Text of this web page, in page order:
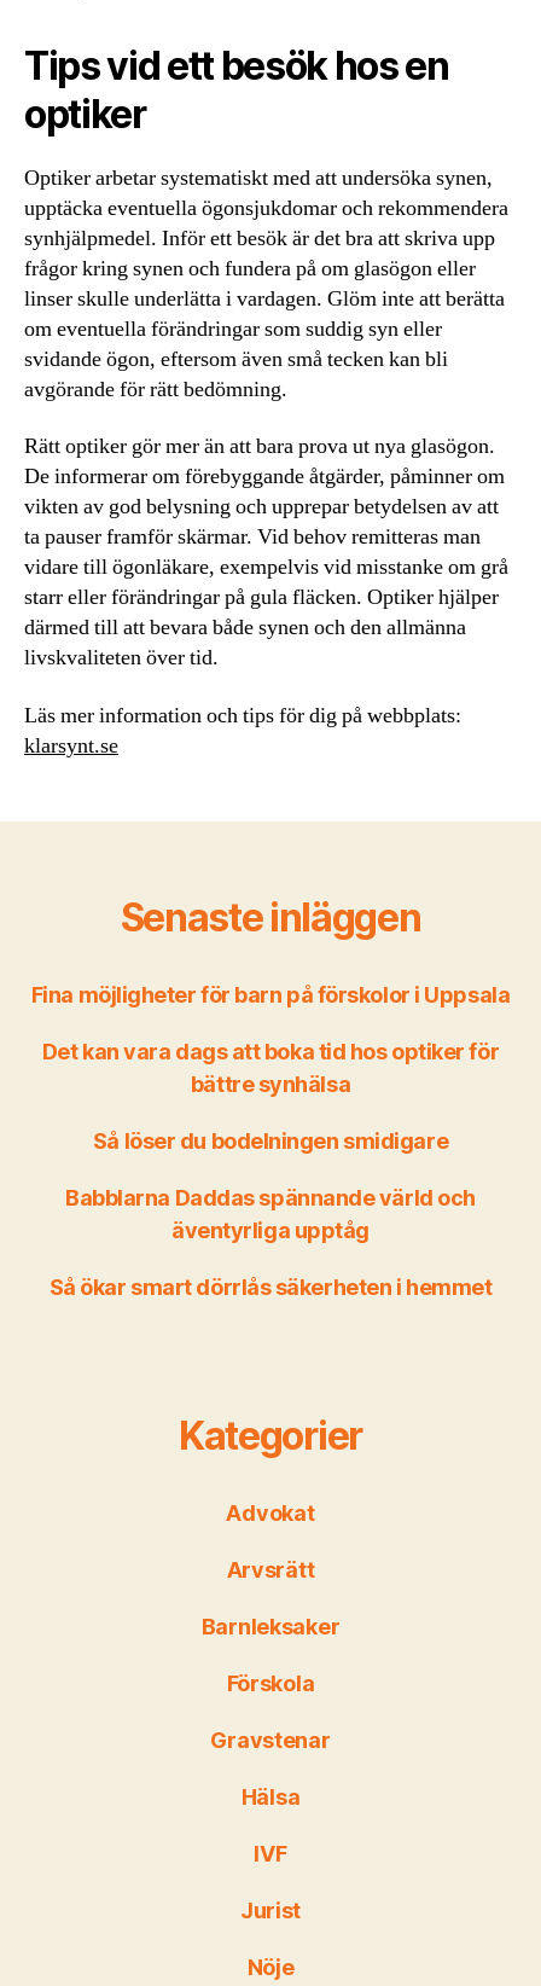
Tips vid ett besök hos en
optiker
Optiker arbetar systematiskt med att undersöka synen,
upptäcka eventuella ögonsjukdomar och rekommendera
synhjälpmedel. Inför ett besök är det bra att skriva upp
frågor kring synen och fundera på om glasögon eller
linser skulle underlätta i vardagen. Glöm inte att berätta
om eventuella förändringar som suddig syn eller
svidande ögon, eftersom även små tecken kan bli
avgörande för rätt bedömning.
Rätt optiker gör mer än att bara prova ut nya glasögon.
De informerar om förebyggande åtgärder, påminner om
vikten av god belysning och upprepar betydelsen av att
ta pauser framför skärmar. Vid behov remitteras man
vidare till ögonläkare, exempelvis vid misstanke om grå
starr eller förändringar på gula fläcken. Optiker hjälper
därmed till att bevara både synen och den allmänna
livskvaliteten över tid.
Läs mer information och tips för dig på webbplats:
klarsynt.se
Senaste inläggen
Fina möjligheter för barn på förskolor i Uppsala
Det kan vara dags att boka tid hos optiker för
bättre synhälsa
Så löser du bodelningen smidigare
Babblarna Daddas spännande värld och
äventyrliga upptåg
Så ökar smart dörrlås säkerheten i hemmet
Kategorier
Advokat
Arvsrätt
Barnleksaker
Förskola
Gravstenar
Hälsa
IVF
Jurist
Nöje